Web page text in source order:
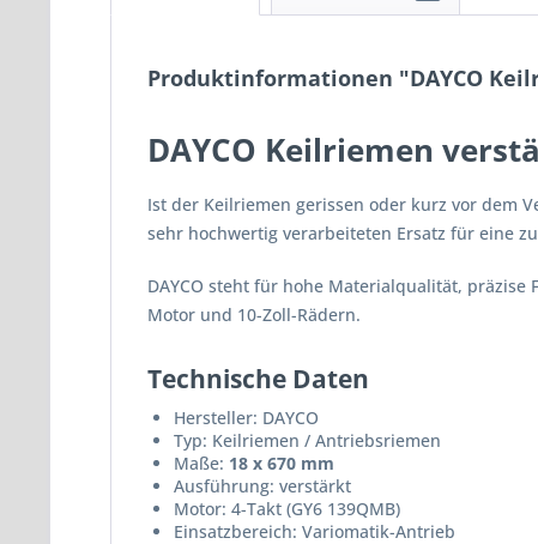
Produktinformationen "DAYCO
DAYCO Keilriemen
Ist der Keilriemen gerissen oder kurz vor dem
sehr hochwertig verarbeiteten Ersatz für eine
DAYCO steht für hohe Materialqualität, präzise
Motor und 10-Zoll-Rädern.
Technische Daten
Hersteller: DAYCO
Typ: Keilriemen / Antriebsriemen
Maße: 18 x 670 mm
Ausführung: verstärkt
Motor: 4-Takt (GY6 139QMB)
Einsatzbereich: Variomatik-Antrieb